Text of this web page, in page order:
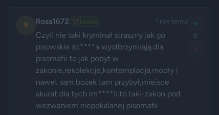
R Rosa1672 🏹 Łowca 1 rok temu
Czyli nie taki kryminał straszny jak go
pisowskie śc****a wyolbrzymiają,dla
pisomafii to jak pobyt w
zakonie,rekolekcje,kontemplacja,modły i
nawet sam bożek tam przybył,miejsce
akurat dla tych im****li,to taki-zakon pod
wezwaniem niepokalanej pisomafii
+
0
-